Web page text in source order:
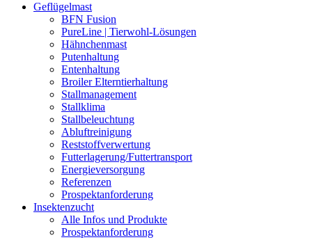
Geflügelmast
BFN Fusion
PureLine | Tierwohl-Lösungen
Hähnchenmast
Putenhaltung
Entenhaltung
Broiler Elterntierhaltung
Stallmanagement
Stallklima
Stallbeleuchtung
Abluftreinigung
Reststoffverwertung
Futterlagerung/Futtertransport
Energieversorgung
Referenzen
Prospektanforderung
Insektenzucht
Alle Infos und Produkte
Prospektanforderung